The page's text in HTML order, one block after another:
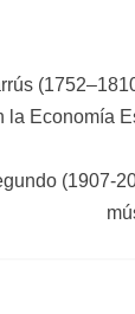
la Economía
(1907-